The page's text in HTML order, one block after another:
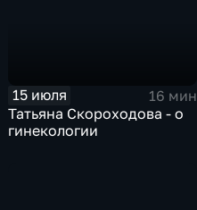
15 июля
16 мин
Татьяна Скороходова - о
гинекологии